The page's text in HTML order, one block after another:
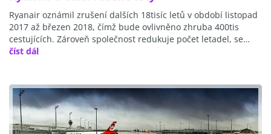
Ryanair oznámil zrušení dalších 18tisíc letů v období listopad
2017 až březen 2018, čímž bude ovlivněno zhruba 400tis
cestujících. Zároveň společnost redukuje počet letadel, se…
číst dál